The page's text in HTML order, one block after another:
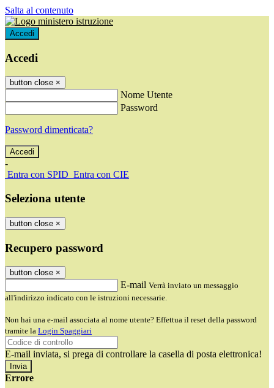
Salta al contenuto
Accedi
Accedi
button close ×
Nome Utente
Password
Password dimenticata?
-
Entra con SPID Entra con CIE
Seleziona utente
button close ×
Recupero password
button close ×
E-mail Verrà inviato un messaggio
all'indirizzo indicato con le istruzioni necessarie.
Non hai una e-mail associata al nome utente? Effettua il reset della password
tramite la Login Spaggiari
E-mail inviata, si prega di controllare la casella di posta elettronica!
Errore